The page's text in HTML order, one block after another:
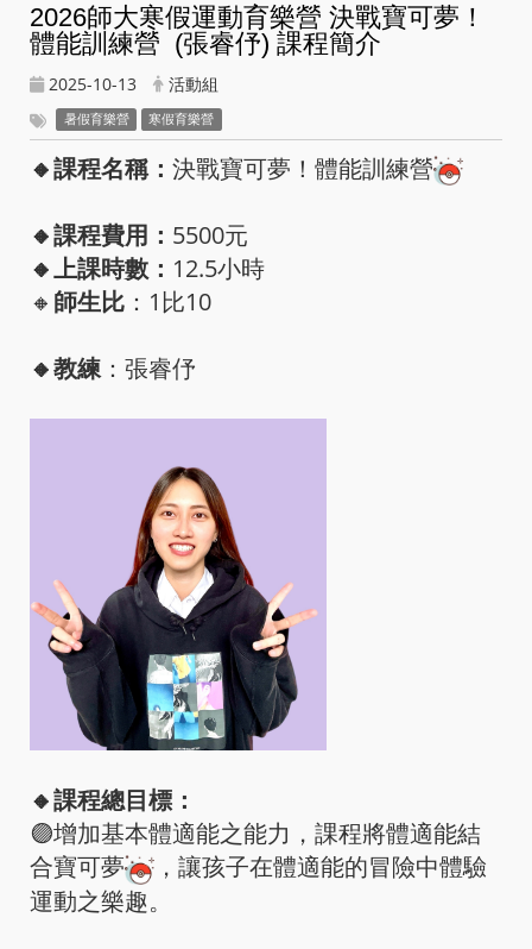
2026師大寒假運動育樂營 決戰寶可夢！
體能訓練營 (張睿伃) 課程簡介
2025-10-13 活動組
暑假育樂營 寒假育樂營
🔸課程名稱： 決戰寶可夢！體能訓練營
🔸課程費用： 5500元
🔸上課時數： 12.5小時
🔸 師生比 ：1比10
🔸教練：張睿伃
🔸課程總目標：
🟣增加基本體適能之能力，課程將體適能結
合寶可夢
，讓孩子在體適能的冒險中體驗
運動之樂趣。